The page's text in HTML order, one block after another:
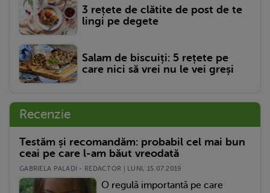
3 rețete de clătite de post de te
lingi pe degete
Salam de biscuiți: 5 rețete pe
care nici să vrei nu le vei greși
Recenzie
Testăm și recomandăm: probabil cel mai bun
ceai pe care l-am băut vreodată
GABRIELA PALADI - REDACTOR | LUNI, 15.07.2019
O regulă importantă pe care